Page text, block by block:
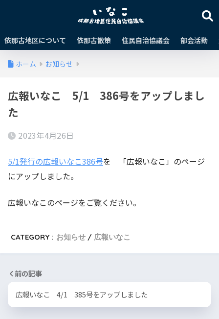
依那古地区について 依那古散策 住民自治協議会 部会活動
ホーム お知らせ
広報いなこ 5/1 386号をアップしまし
た
2023年4月26日
5/1発行の広報いなこ386号を 「広報いなこ」のページ
にアップしました。
広報いなこのページをご覧ください。
CATEGORY : お知らせ 広報いなこ
前の記事
広報いなこ 4/1 385号をアップしました